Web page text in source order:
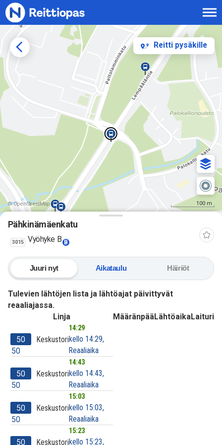
Siirry sisältöön
Reitti pysäkille
© OpenStreetMap 100 m
Pähkinämäenkatu
3015 Vyöhyke B B
Juuri nyt Aikataulu Häiriöt
Tulevien lähtöjen lista ja lähtöajat päivittyvät
reaaliajassa.
Linja
MääränpääLähtöaikaLaituri
50
50
Keskustori
14:29
kello 14:29,
Reaaliaika
50
50
Keskustori
14:43
kello 14:43,
Reaaliaika
50
50
Keskustori
15:03
kello 15:03,
Reaaliaika
50 Keskustori
15:23
kello 15:23,